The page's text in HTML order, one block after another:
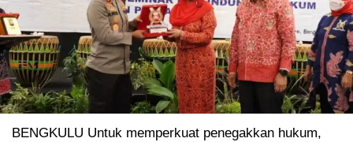
BENGKULU Untuk memperkuat penegakkan hukum,